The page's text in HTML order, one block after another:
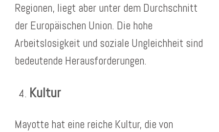
Regionen, liegt aber unter dem Durchschnitt
der Europäischen Union. Die hohe
Arbeitslosigkeit und soziale Ungleichheit sind
bedeutende Herausforderungen.
Kultur
Mayotte hat eine reiche Kultur, die von